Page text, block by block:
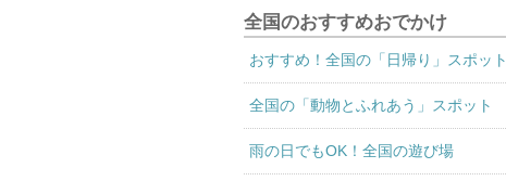
全国のおすすめおでかけ
おすすめ！全国の「日帰り」スポット
全国の「動物とふれあう」スポット
雨の日でもOK！全国の遊び場